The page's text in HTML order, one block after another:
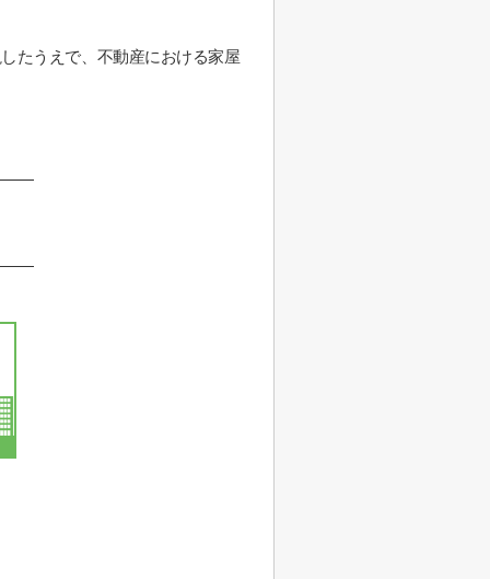
たうえで、不動産における家屋